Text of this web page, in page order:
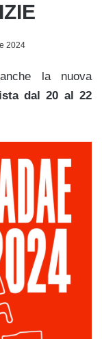
2024
la nuova
dal 20 al 22